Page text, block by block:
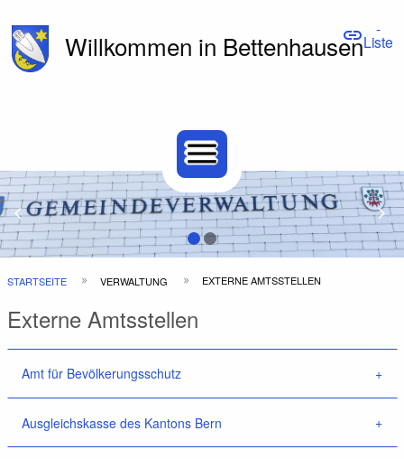
Willkommen in Bettenhausen
link -
Liste
Top
Barmenu
Previous Slide
arrow_back_ios arrow_forward_ios
Pfadnavigation
STARTSEITE VERWALTUNG EXTERNE AMTSSTELLEN
Externe Amtsstellen
Amt für Bevölkerungsschutz
Ausgleichskasse des Kantons Bern